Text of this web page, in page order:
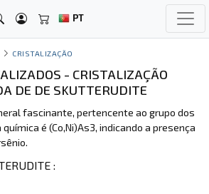
PT
CRISTALIZAÇÃO
- CRISTALIZAÇÃO
DE DE SKUTTERUDITE
fascinante, pertencente ao grupo dos
é (Co,Ni)As3, indicando a presença
: